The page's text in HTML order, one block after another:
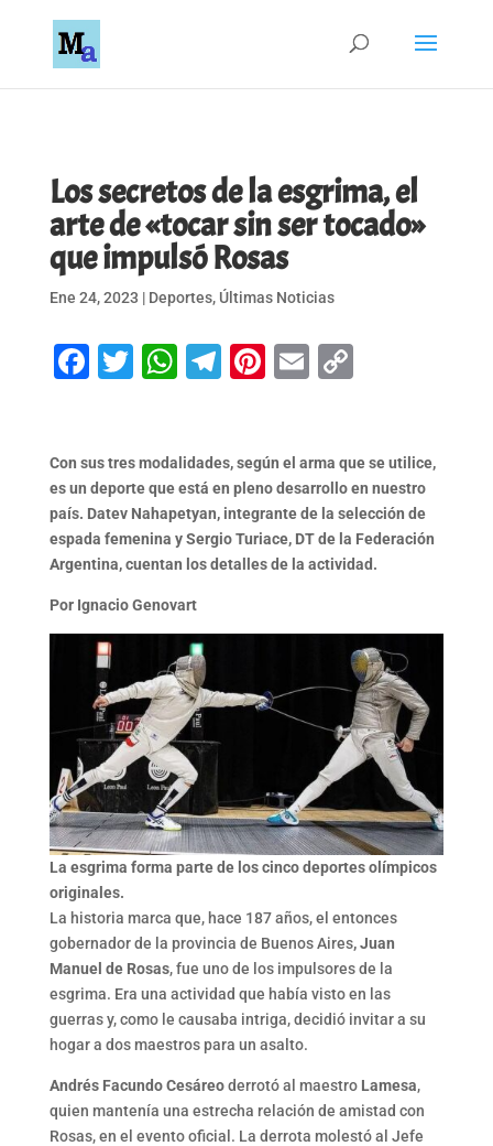
Los secretos de la esgrima, el
arte de «tocar sin ser tocado»
que impulsó Rosas
Ene 24, 2023 | Deportes, Últimas Noticias
Facebook
Twitter
WhatsApp
Telegram
Pinterest
EmailCopy
Con sus tres modalidades, según el arma que se utilice,
es un deporte que está en pleno desarrollo en nuestro
país. Datev Nahapetyan, integrante de la selección de
espada femenina y Sergio Turiace, DT de la Federación
Argentina, cuentan los detalles de la actividad.
Por Ignacio Genovart
La esgrima forma parte de los cinco deportes olímpicos
originales.
La historia marca que, hace 187 años, el entonces
gobernador de la provincia de Buenos Aires, Juan
Manuel de Rosas, fue uno de los impulsores de la
esgrima. Era una actividad que había visto en las
guerras y, como le causaba intriga, decidió invitar a su
hogar a dos maestros para un asalto.
Andrés Facundo Cesáreoderrotó al maestro Lamesa,
quien mantenía una estrecha relación de amistad con
Rosas, en el evento oficial. La derrota molestó al Jefe